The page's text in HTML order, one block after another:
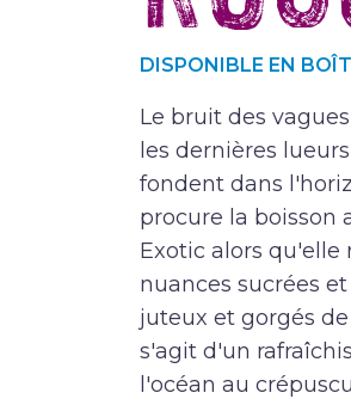
DISPONIBLE EN
Le bruit des
les dernières
fondent dans
procure la boisson
Exotic alors qu'elle
nuances sucrées
juteux et gorgés
s'agit d'un
l'océan au